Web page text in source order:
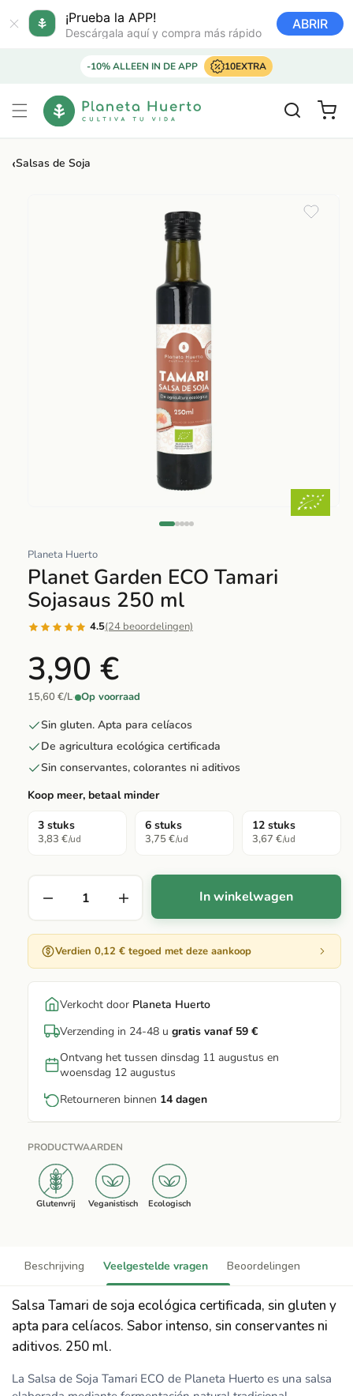
¡Prueba la APP!
Descárgala aquí y compra más rápido
ABRIR
directamente
al contenido
-10% ALLEEN IN DE APP 10EXTRA
Carrito
‹Salsas de Soja
multimedia
1
en
una
ventana
modal
Planeta Huerto
Planet Garden ECO Tamari
Sojasaus 250 ml
4.5(24 beoordelingen)
3,90 €
15,60 €/L· Op voorraad
Sin gluten. Apta para celíacos
De agricultura ecológica certificada
Sin conservantes, colorantes ni aditivos
Koop meer, betaal minder
3 stuks
3,83 €/ud
6 stuks
3,75 €/ud
12 stuks
3,67 €/ud
In winkelwagen
Verdien 0,12 € tegoed met deze aankoop
Verkocht door Planeta Huerto
Verzending in 24-48 u gratis vanaf 59 €
Ontvang het tussen dinsdag 11 augustus en
woensdag 12 augustus
Retourneren binnen 14 dagen
PRODUCTWAARDEN
Glutenvrij Veganistisch Ecologisch
Beschrijving Veelgestelde vragen Beoordelingen
Salsa Tamari de soja ecológica certificada, sin gluten y
apta para celíacos. Sabor intenso, sin conservantes ni
aditivos. 250 ml.
La Salsa de Soja Tamari ECO de Planeta Huerto es una salsa